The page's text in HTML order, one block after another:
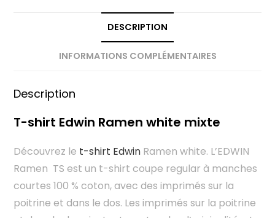
DESCRIPTION
INFORMATIONS COMPLÉMENTAIRES
Description
T-shirt Edwin Ramen white mixte
Découvrez le t-shirt Edwin Ramen white. L’EDWIN
Ramen TS est un t-shirt coupe regular à manches
courtes 100 % coton, avec des imprimés sur la
poitrine et dans le dos. Les imprimés sur la poitrine